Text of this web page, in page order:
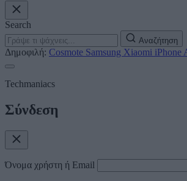
Search
Αναζήτηση
Δημοφιλή: Cosmote Samsung Xiaomi iPhone
Techmaniacs
Σύνδεση
Όνομα χρήστη ή Email